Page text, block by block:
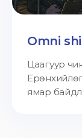
Omni
Цаагуур
ямар